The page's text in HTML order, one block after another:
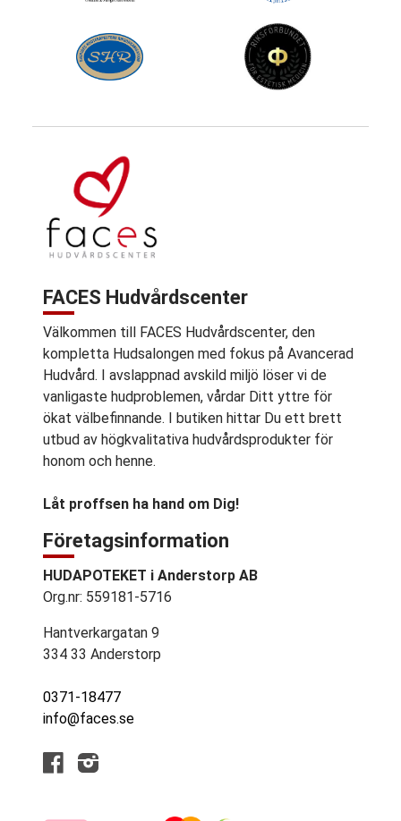
FACES Hudvårdscenter
Välkommen till FACES Hudvårdscenter, den
kompletta Hudsalongen med fokus på Avancerad
Hudvård. I avslappnad avskild miljö löser vi de
vanligaste hudproblemen, vårdar Ditt yttre för
ökat välbefinnande. I butiken hittar Du ett brett
utbud av högkvalitativa hudvårdsprodukter för
honom och henne.
Låt proffsen ha hand om Dig!
Företagsinformation
HUDAPOTEKET i Anderstorp AB
Org.nr: 559181-5716
Hantverkargatan 9
334 33 Anderstorp
0371-18477
info@faces.se